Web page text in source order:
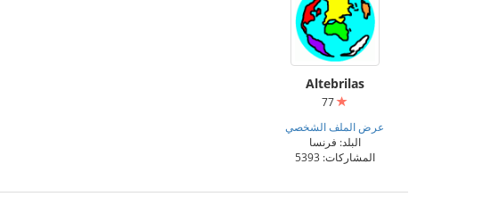
Altebrilas
عرض الملف الشخصي
البلد: فرنسا
المشاركات: 5393